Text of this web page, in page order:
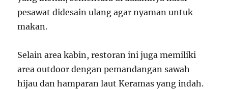
pesawat didesain ulang agar nyaman untuk
makan.
Selain area kabin, restoran ini juga memiliki
area outdoor dengan pemandangan sawah
hijau dan hamparan laut Keramas yang indah.